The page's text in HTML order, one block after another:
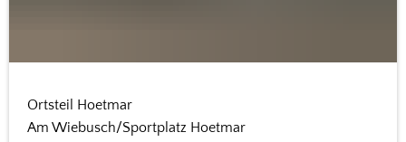
Ortsteil Hoetmar
Am Wiebusch/Sportplatz Hoetmar